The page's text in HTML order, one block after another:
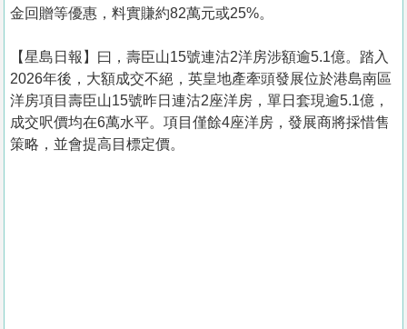
金回贈等優惠，料實賺約82萬元或25%。
【星島日報】曰，壽臣山15號連沽2洋房涉額逾5.1億。踏入
2026年後，大額成交不絕，英皇地產牽頭發展位於港島南區
洋房項目壽臣山15號昨日連沽2座洋房，單日套現逾5.1億，
成交呎價均在6萬水平。項目僅餘4座洋房，發展商將採惜售
策略，並會提高目標定價。